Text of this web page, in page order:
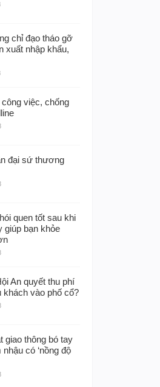
chỉ đạo tháo gỡ
xuất nhập khẩu,
công việc, chống
đại sứ thương
quen tốt sau khi
giúp bạn khỏe
An quyết thu phí
khách vào phố cổ?
giao thông bó tay
có ‘nồng độ